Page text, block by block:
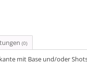
(0)
mit Base und/oder